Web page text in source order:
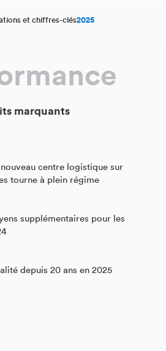
et chiffres-clés2025
marquants
centre logistique sur
tourne à plein régime
supplémentaires pour les
depuis 20 ans en 2025